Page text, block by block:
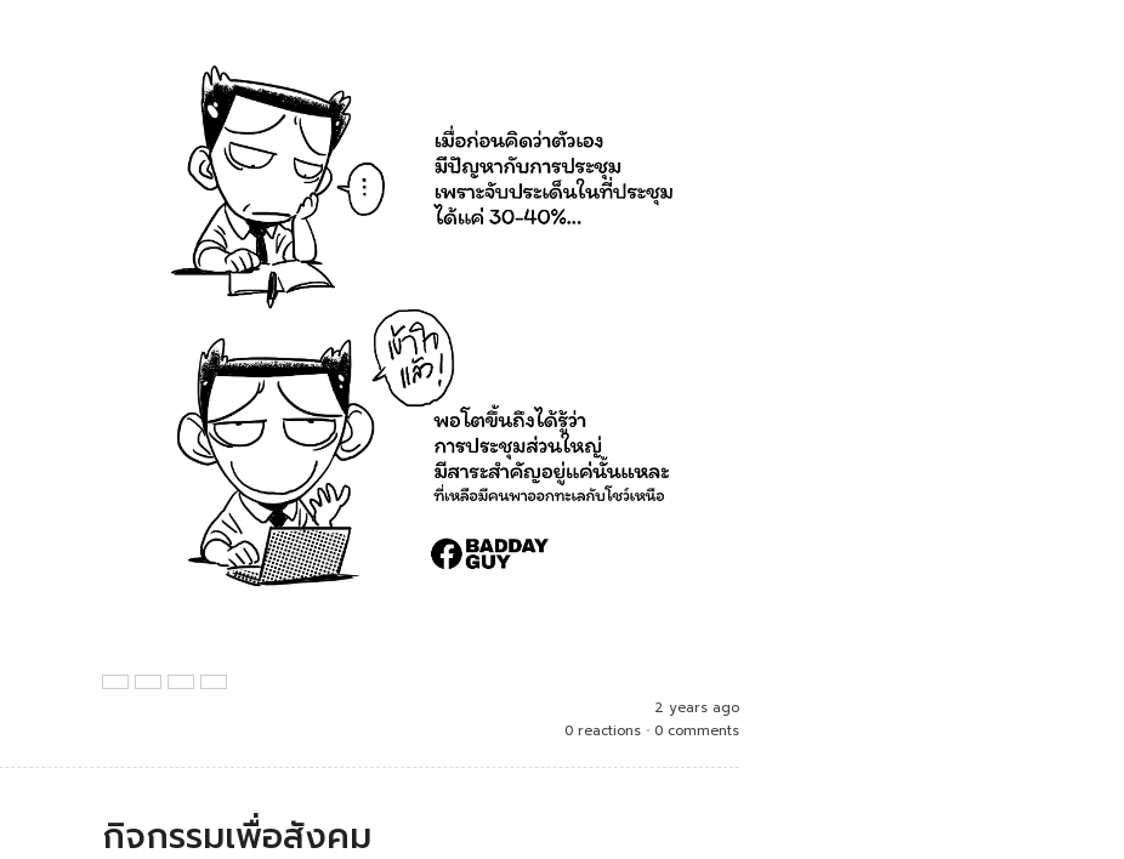
2 years ago
0 reactions • 0 comments
กิจกรรมเพื่อสังคม